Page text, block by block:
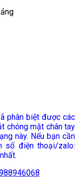
phân biệt được các
chóng mặt chân tay
này. Nếu bạn cần
số điện thoại/zalo: